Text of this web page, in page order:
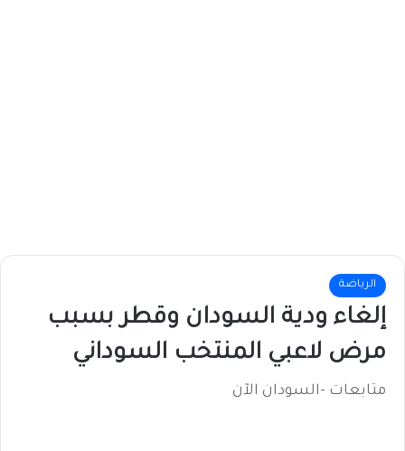
الرياضة
إلغاء ودية السودان وقطر بسبب
مرض لاعبي المنتخب السوداني
متابعات -السودان الآن